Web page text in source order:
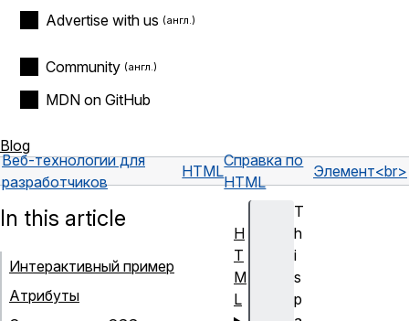
Advertise with us
Community
MDN on GitHub
Blog
Веб-технологии для
разработчиков
HTML
Справка по
HTML
Элемент<br>
T
h
i
s
p
In this article
Интерактивный пример
Атрибуты
H
T
M
L